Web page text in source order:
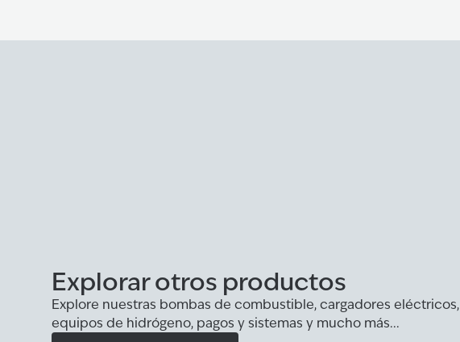
Explorar otros productos
Explore nuestras bombas de combustible, cargadores eléctricos,
equipos de hidrógeno, pagos y sistemas y mucho más...